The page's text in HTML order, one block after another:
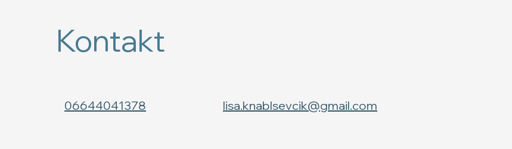
Kontakt
​06644041378 lisa.knablsevcik@gmail.com